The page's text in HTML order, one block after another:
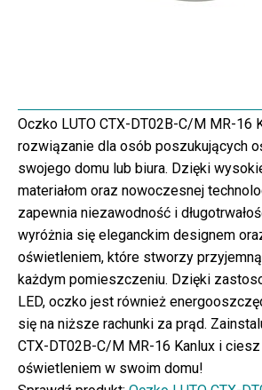
Oczko LUTO CTX-DT02B-C/M MR-16
rozwiązanie dla osób poszukujących
swojego domu lub biura. Dzięki
materiałom oraz nowoczesnej
zapewnia niezawodność i
wyróżnia się eleganckim designem
oświetleniem, które stworzy
każdym pomieszczeniu. Dzięki
LED, oczko jest również
się na niższe rachunki za prąd.
CTX-DT02B-C/M MR-16 Kanlux i
oświetleniem w swoim domu!